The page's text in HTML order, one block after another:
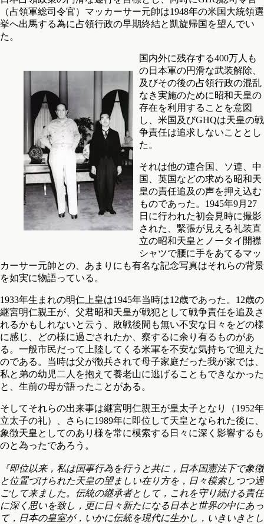
（占領軍総司令官）マッカーサー元帥は1948年の米国大統領選
挙へ出馬する為に占領行政の早期終結と凱旋帰国を望んでい
た。
国内外に残存する400万人も
の日本軍の円滑な武装解除、
及びその後の占領行政の混乱
なき実施のために昭和天皇の
存在を利用することを意図
し、米国及びGHQは天皇の戦
争責任は追求しないこととし
た。
それは他の連合国、ソ連、中
国、英国などの求める昭和天
皇の責任追及の声を押え込む
ものであった。1945年9月27
日に行われた初会見時に撮影
された、緊張が見える礼装直
立の昭和天皇とノータイ開襟
シャツで腰に手をあてるマッ
カーサー元帥との、あまりにも有名な記念写真はそれらの背景
を如実に物語っている。
1933年生まれの明仁上皇は1945年当時は12歳であった。12歳の
継宮明仁親王が、父君昭和天皇が戦犯として戦争責任を追及さ
れるかもしれないと云う、敗戦後間も無い不安な日々をどの様
に感じ、どの様に過ごされたか、察するに余り有るものがあ
る。一般市民だって上陸してくる米軍を不安な気持ちで迎えた
のである。当時は父が徴兵されて母子家庭だった我が家では、
私と弟の幼児二人を抱えて養老山に逃げることもできなかった
と、生前の母が語ったことがある。
そしてそれらの出来事は継宮明仁親王が皇太子となり（1952年
立太子の礼）、さらに1989年に即位して天皇となられた後に、
象徴天皇としてのあり様を常に模索する日々に深く影響するも
のと為ったであろう。
『即位以来，私は国事行為を行うと共に，日本国憲法下で象徴
と位置づけられた天皇の望ましい在り方を，日々模索しつつ過
ごして来ました。伝統の継承者として，これを守り続ける責任
に深く思いを致し，更に日々新たになる日本と世界の中にあっ
て，日本の皇室が，いかに伝統を現代に生かし，いきいきとし